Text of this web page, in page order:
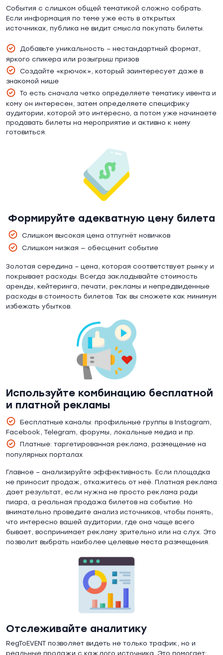
События с слишком общей тематикой сложно собрать.
Если информация по теме уже есть в открытых
источниках, публика не видит смысла покупать билеты.
Добавьте уникальность – нестандартный формат,
яркого спикера или розыгрыш призов
Создайте «крючок», который заинтересует даже в
знакомой нише
То есть сначала четко определяете тематику ивента и
кому он интересен, затем определяете специфику
аудитории, которой это интересно, а потом уже начинаете
продавать билеты на мероприятие и активно к нему
готовиться.
Формируйте адекватную цену билета
Слишком высокая цена отпугнёт новичков
Слишком низкая — обесценит событие
Золотая середина – цена, которая соответствует рынку и
покрывает расходы. Всегда закладывайте стоимость
аренды, кейтеринга, печати, рекламы и непредвиденные
расходы в стоимость билетов. Так вы сможете как минимум
избежать убытков.
Используйте комбинацию бесплатной
и платной рекламы
Бесплатные каналы: профильные группы в Instagram,
Facebook, Telegram, форумы, локальные медиа и пр.
Платные: таргетированная реклама, размещение на
популярных порталах
Главное – анализируйте эффективность. Если площадка
не приносит продаж, откажитесь от неё. Платная реклама
дает результат, если нужна не просто реклама ради
пиара, а реальная продажа билетов на событие. Но
внимательно проведите анализ источников, чтобы понять,
что интересно вашей аудитории, где она чаще всего
бывает, воспринимает рекламу зрительно или на слух. Это
позволит выбрать наиболее целевые места размещения.
Отслеживайте аналитику
RegToEVENT позволяет видеть не только трафик, но и
реальные продажи с каждого источника. Это помогает: